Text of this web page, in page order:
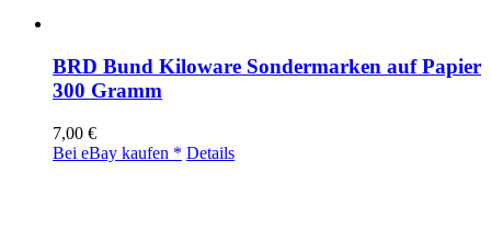
BRD Bund Kiloware Sondermarken auf Papier
300 Gramm
7,00 €
Bei eBay kaufen * Details